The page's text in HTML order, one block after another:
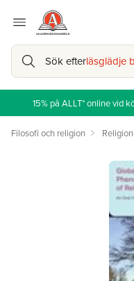
Sök efterläsglädje
15% på ALLT* online vid
Filosofi och religion